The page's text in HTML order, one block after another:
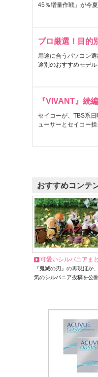
45％増量作戦」が今
プロ厳選！目的
用途に合うパソコン
途別のおすすめモデル
『VIVANT』続
セイコーが、TBS系
ューサーとセイコー担
おすすめコンテ
可愛いシルバニアま
『鬼滅の刃』の再現ほか
気のシルバニア投稿を公開